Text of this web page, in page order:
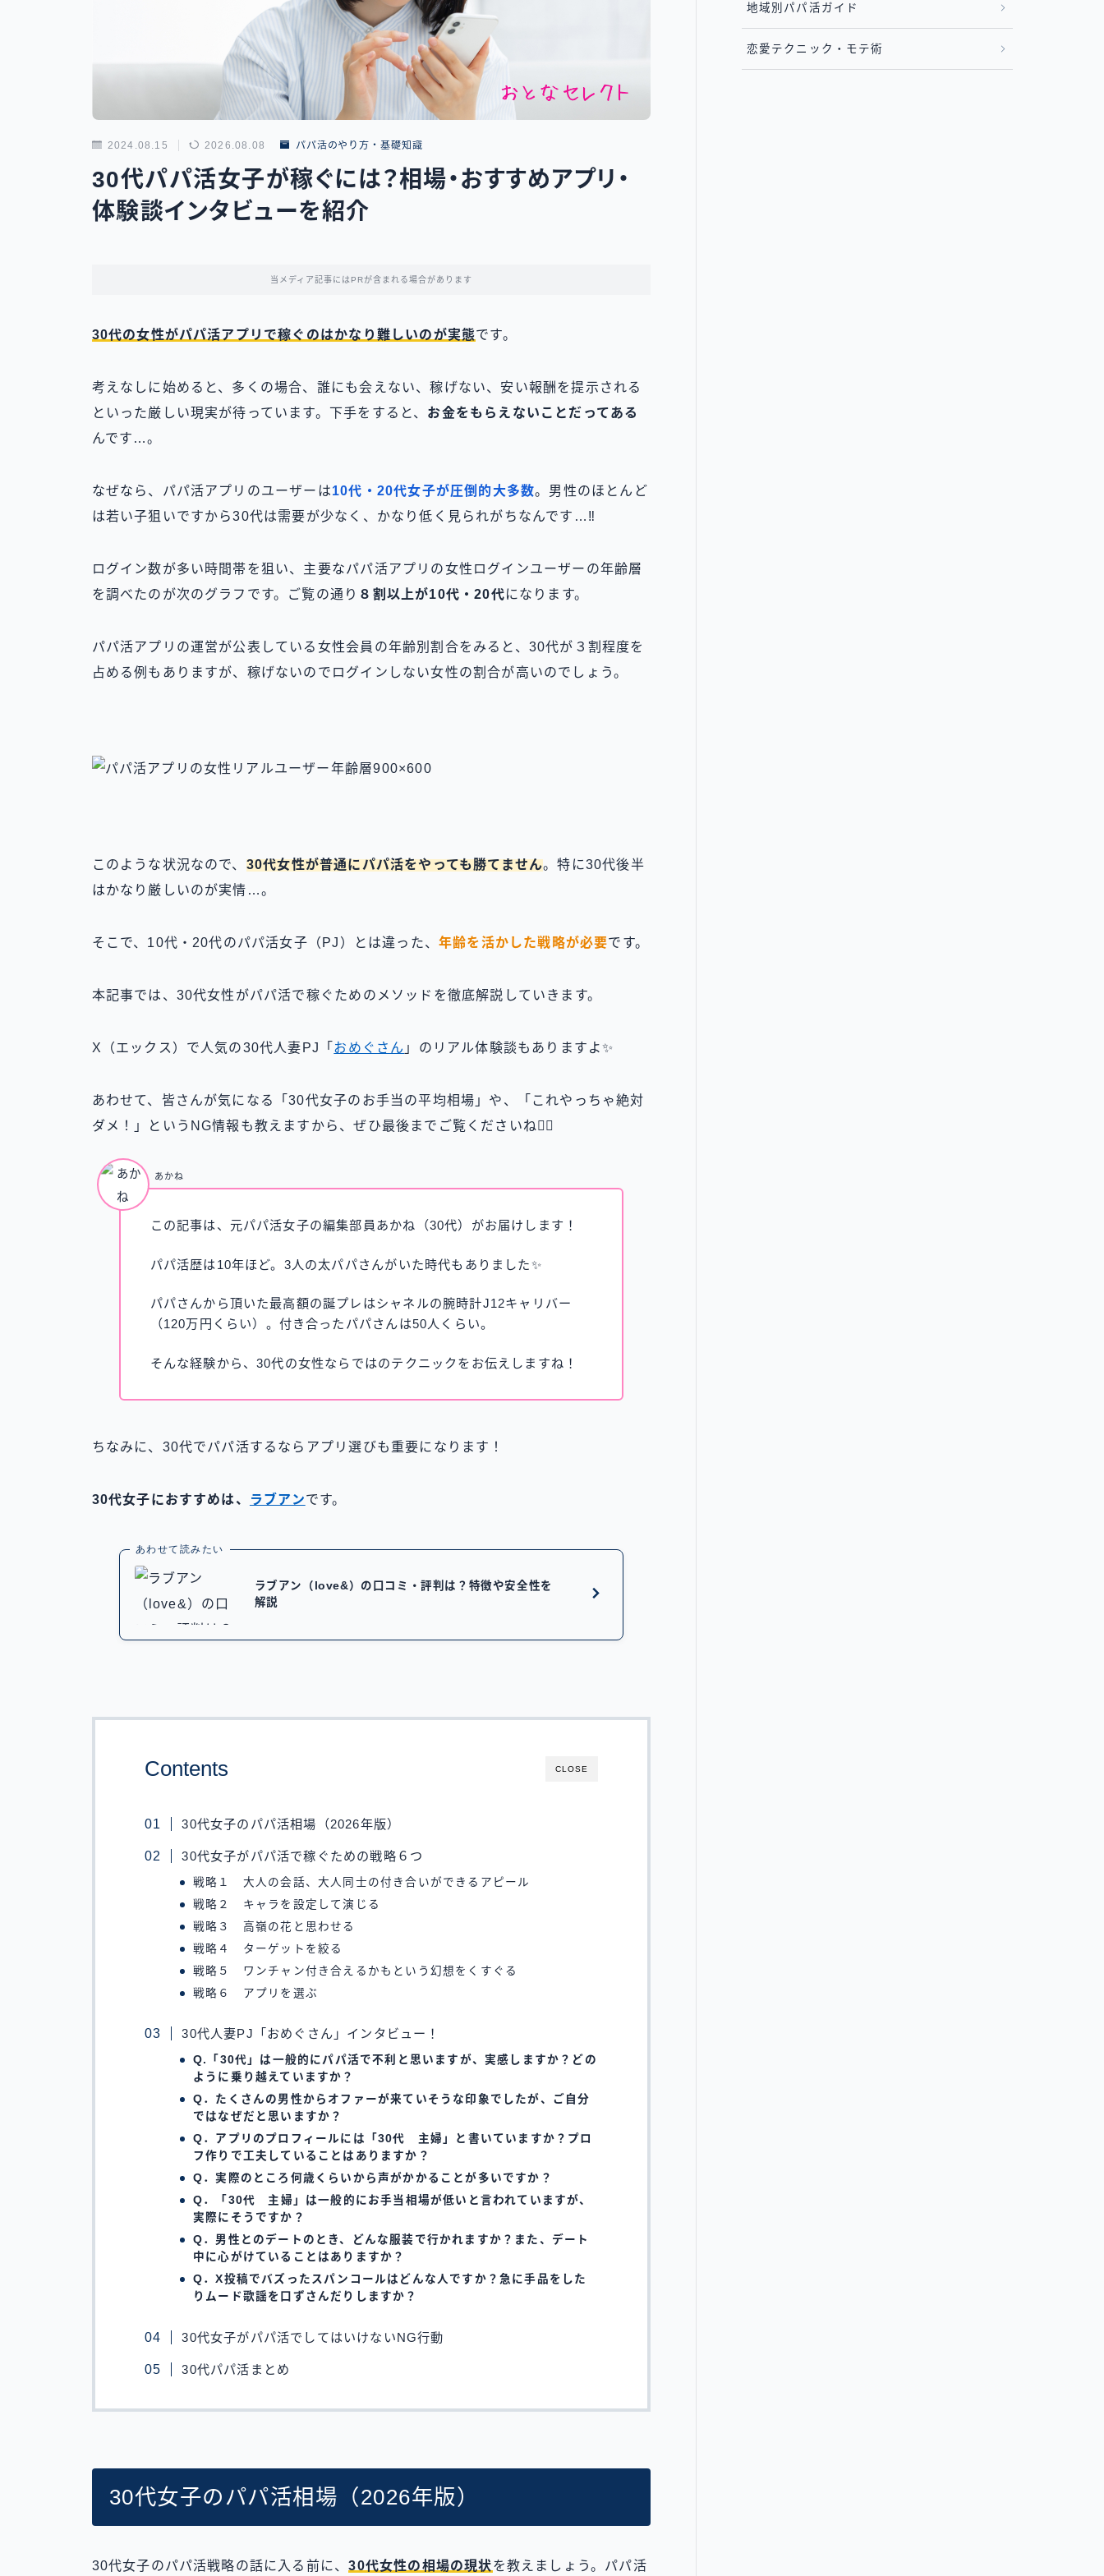
2024.08.15 2026.08.08 パパ活のやり方・基礎知識
30代パパ活女子が稼ぐには？相場・おすすめアプリ・
体験談インタビューを紹介
当メディア記事にはPRが含まれる場合があります
30代の女性がパパ活アプリで稼ぐのはかなり難しいのが実態です。
考えなしに始めると、多くの場合、誰にも会えない、稼げない、安い報酬を提示される
といった厳しい現実が待っています。下手をすると、 お金をもらえないことだってある
んです…。
なぜなら、パパ活アプリのユーザーは10代・20代女子が圧倒的大多数。男性のほとんど
は若い子狙いですから30代は需要が少なく、かなり低く見られがちなんです…‼
ログイン数が多い時間帯を狙い、主要なパパ活アプリの女性ログインユーザーの年齢層
を調べたのが次のグラフです。ご覧の通り ８割以上が10代・20代になります。
パパ活アプリの運営が公表している女性会員の年齢別割合をみると、30代が３割程度を
占める例もありますが、稼げないのでログインしない女性の割合が高いのでしょう。
このような状況なので、 30代女性が普通にパパ活をやっても勝てません。特に30代後半
はかなり厳しいのが実情…。
そこで、10代・20代のパパ活女子（PJ）とは違った、 年齢を活かした戦略が必要です。
本記事では、30代女性がパパ活で稼ぐためのメソッドを徹底解説していきます。
X（エックス）で人気の30代人妻PJ「 おめぐさん 」のリアル体験談もありますよ✨
あわせて、皆さんが気になる「30代女子のお手当の平均相場」や、「これやっちゃ絶対
ダメ！」というNG情報も教えますから、ぜひ最後までご覧くださいね💁‍♀️
この記事は、元パパ活女子の編集部員あかね（30代）がお届けします！
パパ活歴は10年ほど。3人の太パパさんがいた時代もありました✨
パパさんから頂いた最高額の誕プレはシャネルの腕時計J12キャリバー
（120万円くらい）。付き合ったパパさんは50人くらい。
そんな経験から、30代の女性ならではのテクニックをお伝えしますね！
あかね
ちなみに、30代でパパ活するならアプリ選びも重要になります！
30代女子におすすめは、 ラブアンです。
あわせて読みたい
ラブアン（love&）の口コミ・評判は？特徴や安全性を
解説
CLOSE
Contents
30代女子のパパ活相場（2026年版）
30代女子がパパ活で稼ぐための戦略６つ
戦略１ 大人の会話、大人同士の付き合いができるアピール
戦略２ キャラを設定して演じる
戦略３ 高嶺の花と思わせる
戦略４ ターゲットを絞る
戦略５ ワンチャン付き合えるかもという幻想をくすぐる
戦略６ アプリを選ぶ
30代人妻PJ「おめぐさん」インタビュー！
Q.「30代」は一般的にパパ活で不利と思いますが、実感しますか？どの
ように乗り越えていますか？
Q．たくさんの男性からオファーが来ていそうな印象でしたが、ご自分
ではなぜだと思いますか？
Q．アプリのプロフィールには「30代 主婦」と書いていますか？プロ
フ作りで工夫していることはありますか？
Q．実際のところ何歳くらいから声がかかることが多いですか？
Q．「30代 主婦」は一般的にお手当相場が低いと言われていますが、
実際にそうですか？
Q．男性とのデートのとき、どんな服装で行かれますか？また、デート
中に心がけていることはありますか？
Q．X投稿でバズったスパンコールはどんな人ですか？急に手品をした
りムード歌謡を口ずさんだりしますか？
30代女子がパパ活でしてはいけないNG行動
30代パパ活まとめ
30代女子のパパ活相場（2026年版）
30代女子のパパ活戦略の話に入る前に、30代女性の相場の現状を教えましょう。パパ活
地域別パパ活ガイド
恋愛テクニック・モテ術